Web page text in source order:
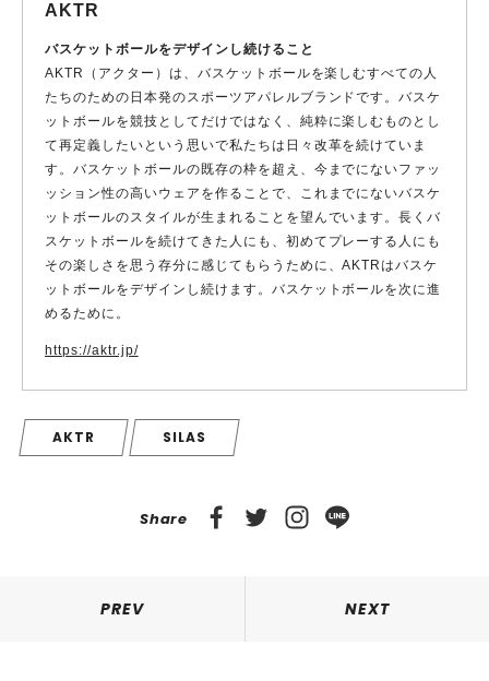
AKTR
バスケットボールをデザインし続けること
AKTR（アクター）は、バスケットボールを楽しむすべての人
たちのための日本発のスポーツアパレルブランドです。バスケ
ットボールを競技としてだけではなく、純粋に楽しむものとし
て再定義したいという思いで私たちは日々改革を続けていま
す。バスケットボールの既存の枠を超え、今までにないファッ
ッション性の高いウェアを作ることで、これまでにないバスケ
ットボールのスタイルが生まれることを望んでいます。長くバ
スケットボールを続けてきた人にも、初めてプレーする人にも
その楽しさを思う存分に感じてもらうために、AKTRはバスケ
ットボールをデザインし続けます。バスケットボールを次に進
めるために。
https://aktr.jp/
AKTR SILAS
Share
PREV NEXT